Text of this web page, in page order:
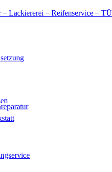
Lackiererei – Reifenservice –